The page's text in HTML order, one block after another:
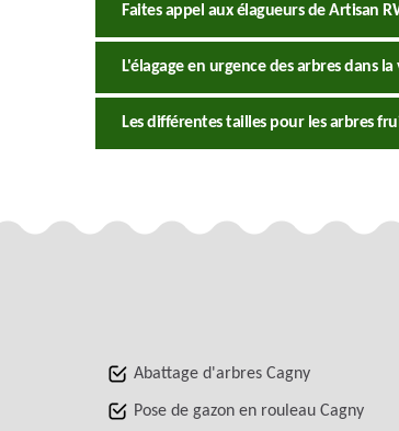
Faites appel aux élagueurs de Artisan
L'élagage en urgence des arbres dans
Les différentes tailles pour les arbres
Abattage d'arbres Cagny
Pose de gazon en rouleau Cagny